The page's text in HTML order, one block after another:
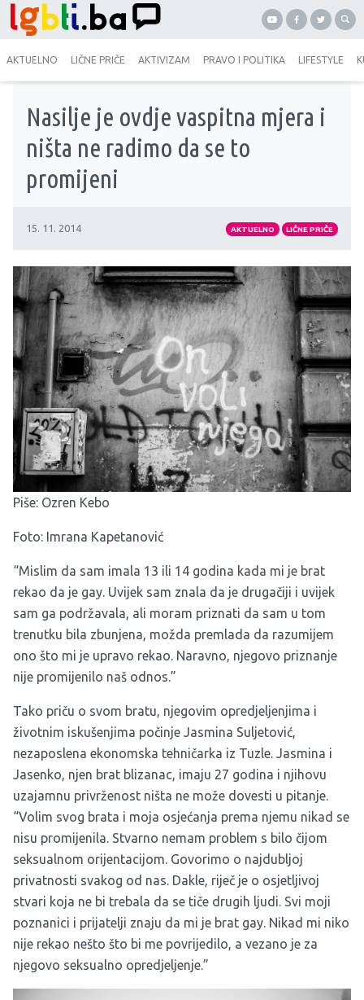
AKTUELNO LIČNE PRIČE AKTIVIZAM PRAVO I POLITIKA LIFESTYLE
Nasilje je ovdje vaspitna mjera i
ništa ne radimo da se to
promijeni
15. 11. 2014 AKTUELNO LIČNE PRIČE
Piše: Ozren Kebo
Foto: Imrana Kapetanović
“Mislim da sam imala 13 ili 14 godina kada mi je brat
rekao da je gay. Uvijek sam znala da je drugačiji i uvijek
sam ga podržavala, ali moram priznati da sam u tom
trenutku bila zbunjena, možda premlada da razumijem
ono što mi je upravo rekao. Naravno, njegovo priznanje
nije promijenilo naš odnos.”
Tako priču o svom bratu, njegovim opredjeljenjima i
životnim iskušenjima počinje Jasmina Suljetović,
nezaposlena ekonomska tehničarka iz Tuzle. Jasmina i
Jasenko, njen brat blizanac, imaju 27 godina i njihovu
uzajamnu privrženost ništa ne može dovesti u pitanje.
“Volim svog brata i moja osjećanja prema njemu nikad se
nisu promijenila. Stvarno nemam problem s bilo čijom
seksualnom orijentacijom. Govorimo o najdubljoj
privatnosti svakog od nas. Dakle, riječ je o osjetljivoj
stvari koja ne bi trebala da se tiče drugih ljudi. Svi moji
poznanici i prijatelji znaju da mi je brat gay. Nikad mi niko
nije rekao nešto što bi me povrijedilo, a vezano je za
njegovo seksualno opredjeljenje.”